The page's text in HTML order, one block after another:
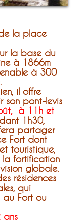
la place
la base du
à 1866m
à 300
il offre
son pont-levis
à 11h et
1h30,
partager
Fort dont
touristique,
la fortification
globale.
résidences
qui
au Fort ou